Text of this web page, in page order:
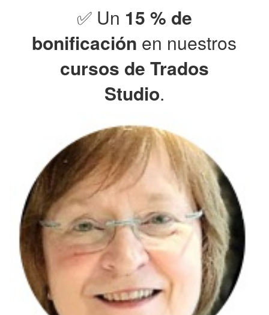
✅ Un 15 % de
bonificación en nuestros
cursos de Trados
Studio.